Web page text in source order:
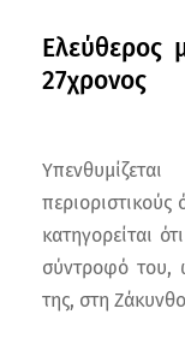
Ελεύθερος
27χρονος
κατηγορείται
σύντροφό του,
της, στη